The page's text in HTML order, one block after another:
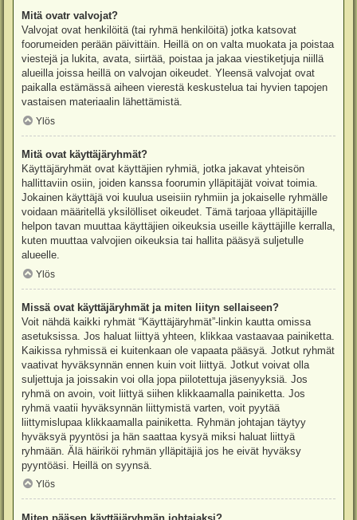
Mitä ovatr valvojat?
Valvojat ovat henkilöitä (tai ryhmä henkilöitä) jotka katsovat
foorumeiden perään päivittäin. Heillä on on valta muokata ja poistaa
viestejä ja lukita, avata, siirtää, poistaa ja jakaa viestiketjuja niillä
alueilla joissa heillä on valvojan oikeudet. Yleensä valvojat ovat
paikalla estämässä aiheen vierestä keskustelua tai hyvien tapojen
vastaisen materiaalin lähettämistä.
Ylös
Mitä ovat käyttäjäryhmät?
Käyttäjäryhmät ovat käyttäjien ryhmiä, jotka jakavat yhteisön
hallittaviin osiin, joiden kanssa foorumin ylläpitäjät voivat toimia.
Jokainen käyttäjä voi kuulua useisiin ryhmiin ja jokaiselle ryhmälle
voidaan määritellä yksilölliset oikeudet. Tämä tarjoaa ylläpitäjille
helpon tavan muuttaa käyttäjien oikeuksia useille käyttäjille kerralla,
kuten muuttaa valvojien oikeuksia tai hallita pääsyä suljetulle
alueelle.
Ylös
Missä ovat käyttäjäryhmät ja miten liityn sellaiseen?
Voit nähdä kaikki ryhmät “Käyttäjäryhmät”-linkin kautta omissa
asetuksissa. Jos haluat liittyä yhteen, klikkaa vastaavaa painiketta.
Kaikissa ryhmissä ei kuitenkaan ole vapaata pääsyä. Jotkut ryhmät
vaativat hyväksynnän ennen kuin voit liittyä. Jotkut voivat olla
suljettuja ja joissakin voi olla jopa piilotettuja jäsenyyksiä. Jos
ryhmä on avoin, voit liittyä siihen klikkaamalla painiketta. Jos
ryhmä vaatii hyväksynnän liittymistä varten, voit pyytää
liittymislupaa klikkaamalla painiketta. Ryhmän johtajan täytyy
hyväksyä pyyntösi ja hän saattaa kysyä miksi haluat liittyä
ryhmään. Älä häiriköi ryhmän ylläpitäjiä jos he eivät hyväksy
pyyntöäsi. Heillä on syynsä.
Ylös